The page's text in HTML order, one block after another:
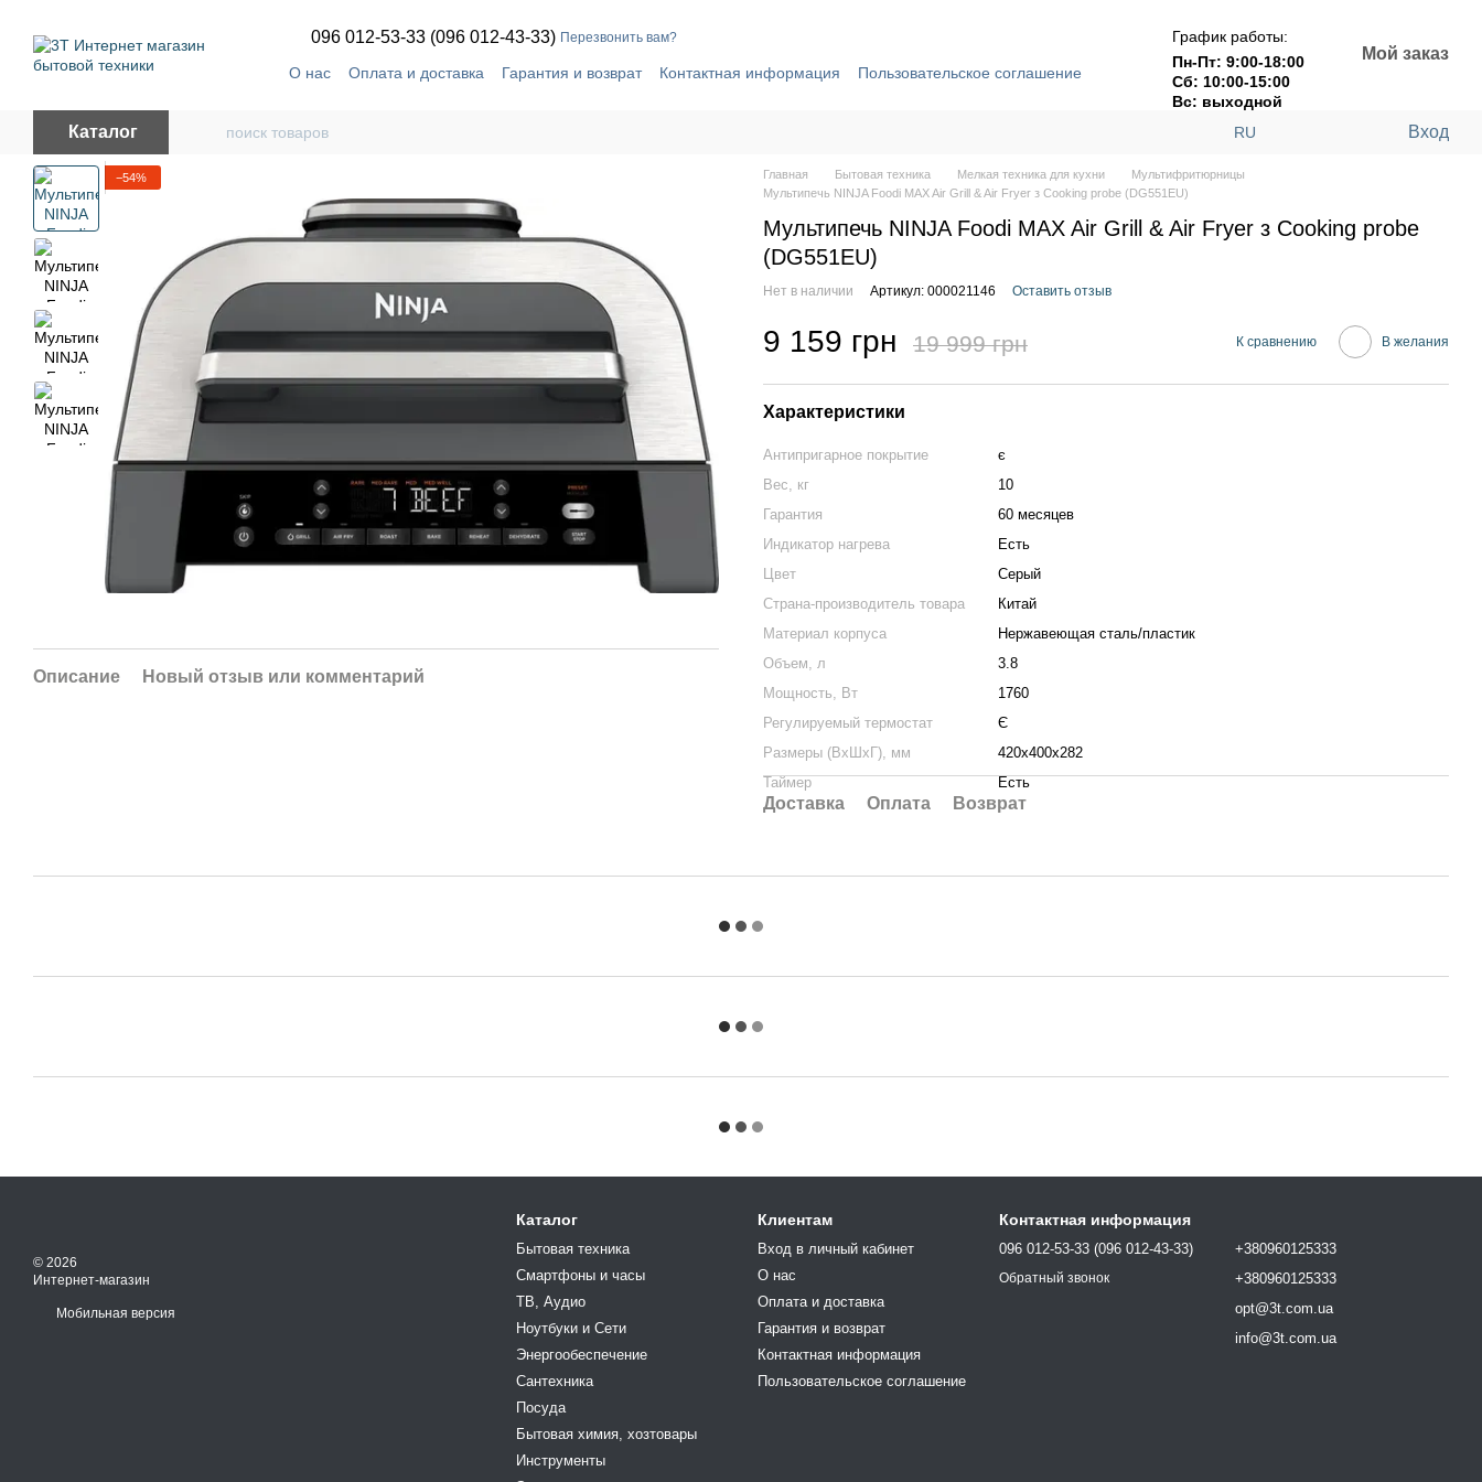
096 012-53-33 (096 012-43-33) Перезвонить вам?
О нас Оплата и доставка Гарантия и возврат Контактная информация Пользовательское соглашение
График работы:
Пн-Пт: 9:00-18:00
Сб: 10:00-15:00
Вс: выходной
Мой заказ
Каталог RU Вход
−54%
Описание Новый отзыв или комментарий
Главная Бытовая техника Мелкая техника для кухни
Мультифритюрницы
Мультипечь NINJA Foodi MAX Air Grill & Air Fryer з Сooking probe (DG551EU)
Мультипечь NINJA Foodi MAX Air Grill & Air Fryer з Сooking probe
(DG551EU)
Нет в наличии Артикул: 000021146 Оставить отзыв
9 159 грн 19 999 грн К сравнению В желания
Характеристики
Антипригарное покрытие
є
Вес, кг
10
Гарантия
60 месяцев
Индикатор нагрева
Есть
Цвет
Серый
Страна-производитель товара
Китай
Материал корпуса
Нержавеющая сталь/пластик
Объем, л
3.8
Мощность, Вт
1760
Регулируемый термостат
Є
Размеры (ВхШхГ), мм
420х400х282
Таймер
Есть
Доставка Оплата Возврат
© 2026
Интернет-магазин
Мобильная версия
Каталог
Бытовая техника
Смартфоны и часы
ТВ, Аудио
Ноутбуки и Сети
Энергообеспечение
Сантехника
Посуда
Бытовая химия, хозтовары
Инструменты
Клиентам
Вход в личный кабинет
О нас
Оплата и доставка
Гарантия и возврат
Контактная информация
Пользовательское соглашение
Контактная информация
096 012-53-33 (096 012-43-33)
Обратный звонок
+380960125333
+380960125333
opt@3t.com.ua
info@3t.com.ua